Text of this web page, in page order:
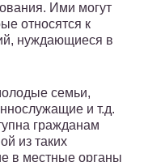
Ими могут
относятся к
нуждающиеся в
семьи,
и т.д.
гражданам
из таких
в местные органы